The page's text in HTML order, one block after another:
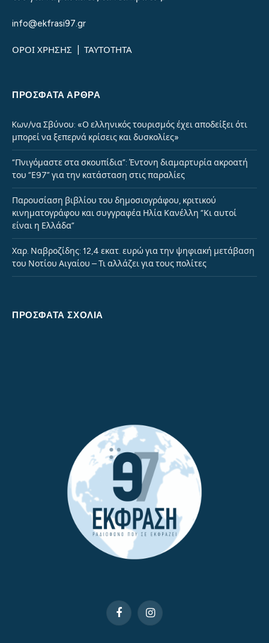
info@ekfrasi97.gr
ΟΡΟΙ ΧΡΗΣΗΣ ΤΑΥΤΟΤΗΤΑ
ΠΡΌΣΦΑΤΑ ΆΡΘΡΑ
Kων/να Σβύνου: «Ο ελληνικός τουρισμός έχει αποδείξει ότι
μπορεί να ξεπερνά κρίσεις και δυσκολίες»
“Πνιγόμαστε στα σκουπίδια”: Έντονη διαμαρτυρία ακροατή
του “Ε97” για την κατάσταση στις παραλίες
Παρουσίαση βιβλίου του δημοσιογράφου, κριτικού
κινηματογράφου και συγγραφέα Ηλία Κανέλλη “Κι αυτοί
είναι η Ελλάδα”
Χαρ. Ναβροζίδης: 12,4 εκατ. ευρώ για την ψηφιακή μετάβαση
του Νοτίου Αιγαίου – Τι αλλάζει για τους πολίτες
ΠΡΌΣΦΑΤΑ ΣΧΌΛΙΑ
FacebookInstagram